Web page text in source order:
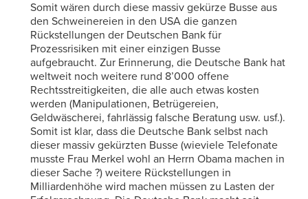
Somit wären durch diese massiv gekürze Busse aus
den Schweinereien in den USA die ganzen
Rückstellungen der Deutschen Bank für
Prozessrisiken mit einer einzigen Busse
aufgebraucht. Zur Erinnerung, die Deutsche Bank hat
weltweit noch weitere rund 8’000 offene
Rechtsstreitigkeiten, die alle auch etwas kosten
werden (Manipulationen, Betrügereien,
Geldwäscherei, fahrlässig falsche Beratung usw. usf.).
Somit ist klar, dass die Deutsche Bank selbst nach
dieser massiv gekürzten Busse (wieviele Telefonate
musste Frau Merkel wohl an Herrn Obama machen in
dieser Sache ?) weitere Rückstellungen in
Milliardenhöhe wird machen müssen zu Lasten der